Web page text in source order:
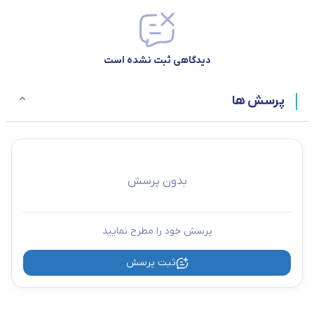
دیدگاهی ثبت نشده است
پرسش ها
بدون پرسش
پرسش خود را مطرح نمایید
ثبت پرسش